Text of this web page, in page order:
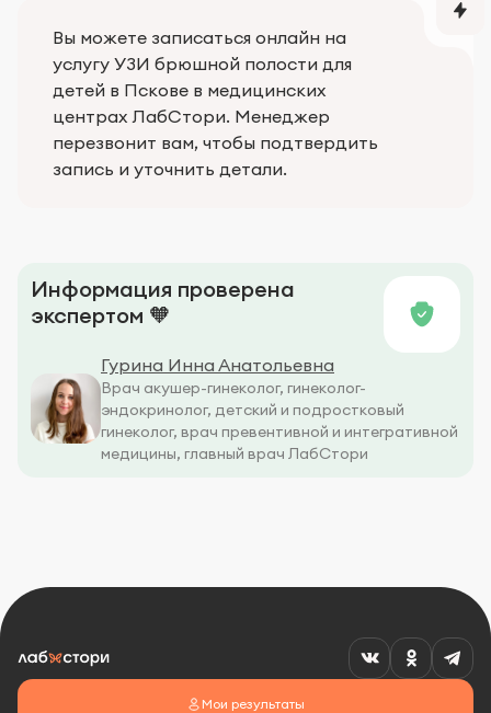
Вы можете записаться онлайн на
услугу УЗИ брюшной полости для
детей в Пскове в медицинских
центрах ЛабСтори. Менеджер
перезвонит вам, чтобы подтвердить
запись и уточнить детали.
Информация проверена
экспертом 🧡
Гурина Инна Анатольевна
Врач акушер-гинеколог, гинеколог-
эндокринолог, детский и подростковый
гинеколог, врач превентивной и интегративной
медицины, главный врач ЛабСтори
Мои результаты